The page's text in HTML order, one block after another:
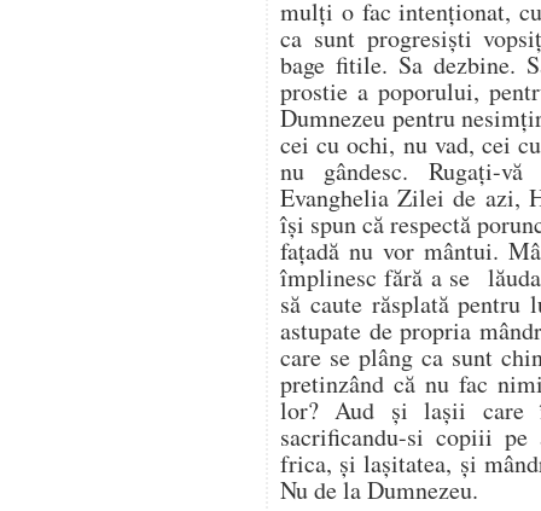
mulți o fac intenționat,
ca sunt progresiști
bage fitile. Sa dezbine.
prostie a poporului,
Dumnezeu pentru
cei cu ochi, nu vad, cei
nu gândesc. Rugați-
Evanghelia Zilei de azi,
își spun că respectă
fațadă nu vor mântui.
împlinesc fără a se
să caute răsplată
astupate de propria
care se plâng ca sunt
pretinzând că nu fac
lor? Aud și lașii care
sacrificandu-si copiii
frica, și lașitatea, și
Nu de la Dumnezeu.